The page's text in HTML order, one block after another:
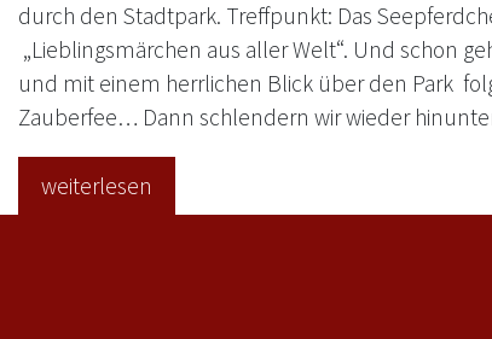
durch den Stadtpark. Treffpunkt: Das
„Lieblingsmärchen aus aller Welt“. Und schon
und mit einem herrlichen Blick über den Park
Zauberfee… Dann schlendern wir wieder
weiterlesen